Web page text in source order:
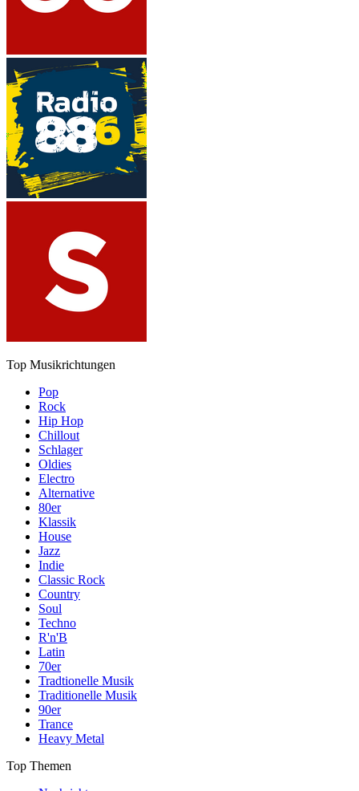
Top Musikrichtungen
Pop
Rock
Hip Hop
Chillout
Schlager
Oldies
Electro
Alternative
80er
Klassik
House
Jazz
Indie
Classic Rock
Country
Soul
Techno
R'n'B
Latin
70er
Tradtionelle Musik
Traditionelle Musik
90er
Trance
Heavy Metal
Top Themen